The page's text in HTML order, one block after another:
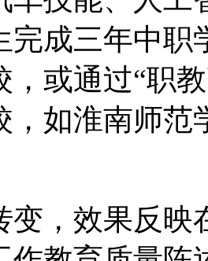
完成三年中
，或通过“职
，如淮南师范
效果反映